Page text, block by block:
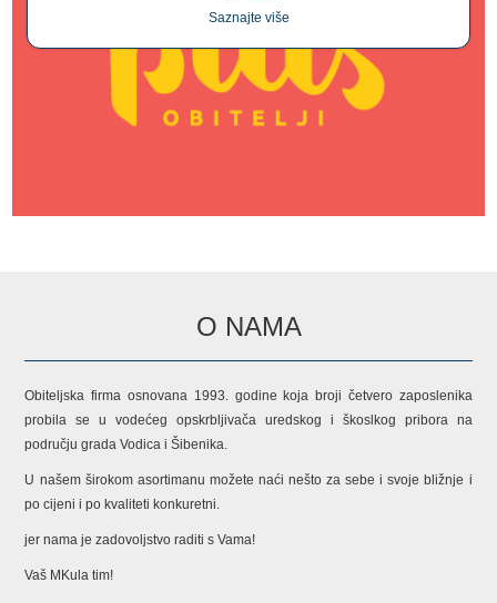
O NAMA
Obiteljska firma osnovana 1993. godine koja broji četvero zaposlenika
probila se u vodećeg opskrbljivača uredskog i škoslkog pribora na
području grada Vodica i Šibenika.
U našem širokom asortimanu možete naći nešto za sebe i svoje bližnje i
po cijeni i po kvaliteti konkuretni.
jer nama je zadovoljstvo raditi s Vama!
Vaš MKula tim!
Saznajte više